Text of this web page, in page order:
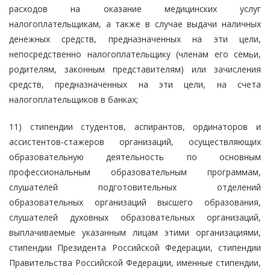
расходов на оказание медицинских услуг
налогоплательщикам, а также в случае выдачи наличных
денежных средств, предназначенных на эти цели,
непосредственно налогоплательщику (членам его семьи,
родителям, законным представителям) или зачисления
средств, предназначенных на эти цели, на счета
налогоплательщиков в банках;
11) стипендии студентов, аспирантов, ординаторов и
ассистентов-стажеров организаций, осуществляющих
образовательную деятельность по основным
профессиональным образовательным программам,
слушателей подготовительных отделений
образовательных организаций высшего образования,
слушателей духовных образовательных организаций,
выплачиваемые указанным лицам этими организациями,
стипендии Президента Российской Федерации, стипендии
Правительства Российской Федерации, именные стипендии,